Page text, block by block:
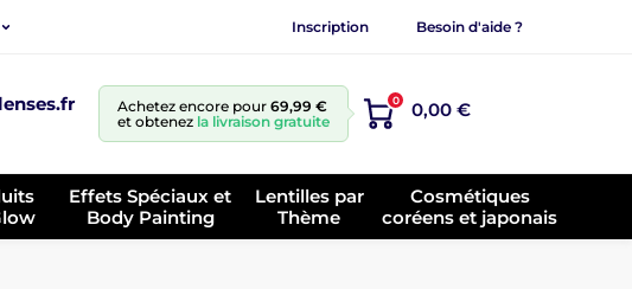
Inscription Besoin d'aide ?
Achetez encore pour 69,99 €
et obtenez la livraison gratuite
0 0,00 €
Effets Spéciaux et
Body Painting
Lentilles par
Thème
Cosmétiques
coréens et japonais